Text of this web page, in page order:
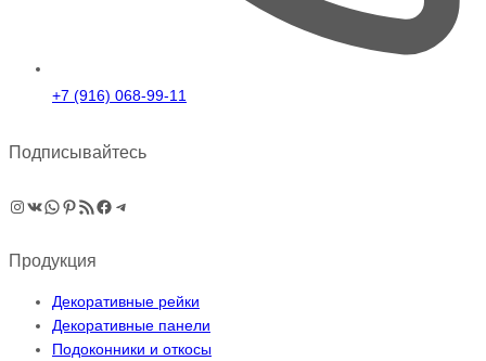
+7 (916) 068-99-11
Подписывайтесь
Instagram
ВКонтакте
WhatsApp
Pinterest
RSS-рассылка
Facebook
Telegram
Продукция
Декоративные рейки
Декоративные панели
Подоконники и откосы